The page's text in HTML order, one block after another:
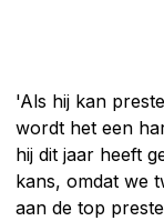
'Als hij kan
wordt het een
hij dit jaar heeft
kans, omdat we
aan de top